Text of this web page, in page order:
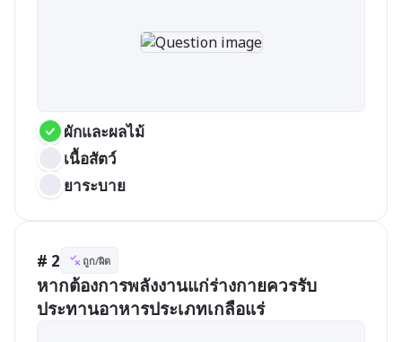
ยาระบาย
# 2 ถูก/ผิด
หากต้องการพลังงานแก่ร่างกายควรรับ
ประทานอาหารประเภทเกลือแร่